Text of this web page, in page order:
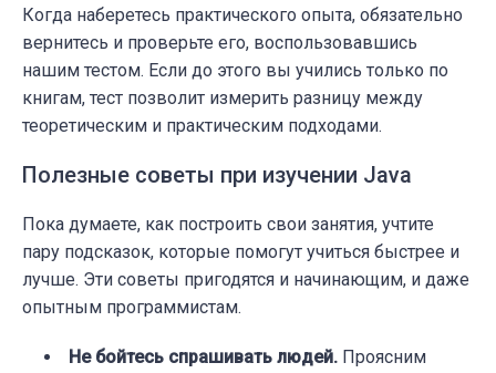
Когда наберетесь практического опыта, обязательно
вернитесь и проверьте его, воспользовавшись
нашим тестом. Если до этого вы учились только по
книгам, тест позволит измерить разницу между
теоретическим и практическим подходами.
Полезные советы при изучении Java
Пока думаете, как построить свои занятия, учтите
пару подсказок, которые помогут учиться быстрее и
лучше. Эти советы пригодятся и начинающим, и даже
опытным программистам.
Не бойтесь спрашивать людей. Проясним